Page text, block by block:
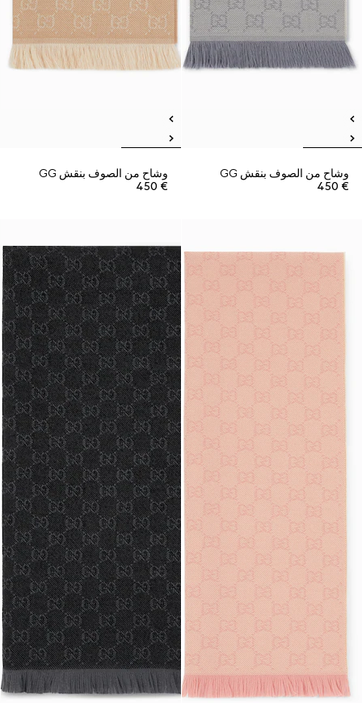
وشاح من الصوف بنقش GG
€ 450
وشاح من الصوف بنقش GG
€ 450